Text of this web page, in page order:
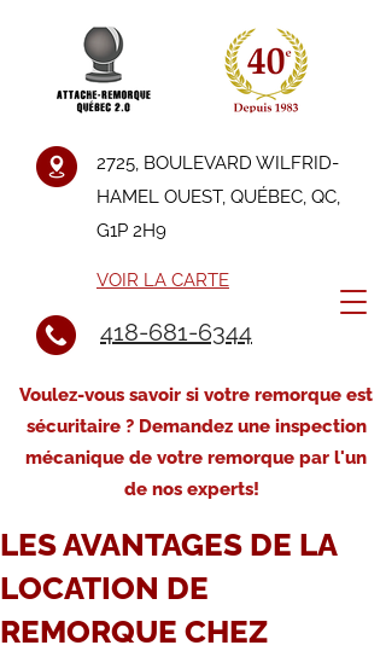
2725, BOULEVARD WILFRID-
HAMEL OUEST, QUÉBEC, QC,
G1P 2H9
VOIR LA CARTE
418-681-6344
Voulez-vous savoir si votre remorque est
sécuritaire ? Demandez une inspection
mécanique de votre remorque par l'un
de nos experts!
LES AVANTAGES DE LA
LOCATION DE
REMORQUE CHEZ